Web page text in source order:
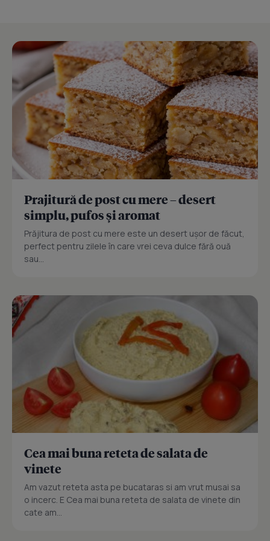
Prajitură de post cu mere – desert
simplu, pufos și aromat
Prăjitura de post cu mere este un desert ușor de făcut,
perfect pentru zilele în care vrei ceva dulce fără ouă
sau...
Cea mai buna reteta de salata de
vinete
Am vazut reteta asta pe bucataras si am vrut musai sa
o incerc. E Cea mai buna reteta de salata de vinete din
cate am...